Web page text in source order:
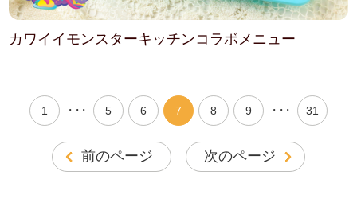
カワイイモンスターキッチンコラボメニュー
前のページ
1 ・・・ 5 6 7 8 9 ・・・ 31
次のページ